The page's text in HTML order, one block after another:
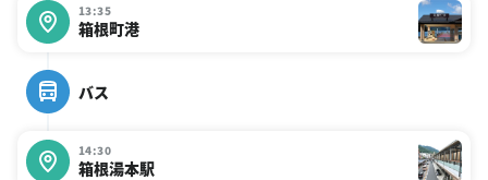
13:35
箱根町港
バス
14:30
箱根湯本駅